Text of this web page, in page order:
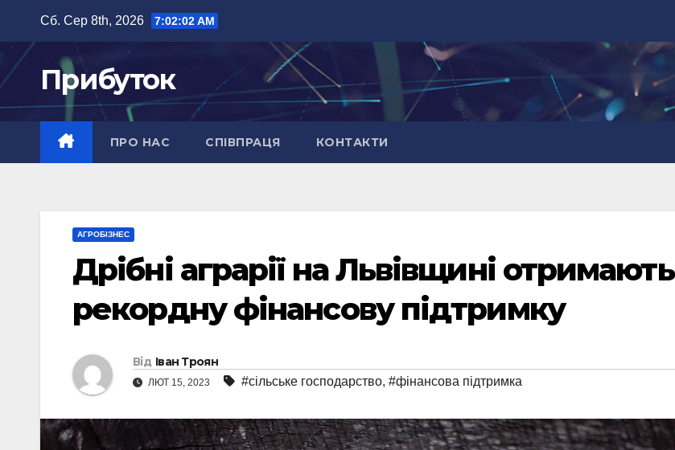
вмісту
Сб. Сер 8th, 2026 7:02:03 AM
Прибуток
ПРО НАС СПІВПРАЦЯ КОНТАКТИ
АГРОБІЗНЕС
Дрібні аграрії на Львівщині отримають
рекордну фінансову підтримку
Від Іван Троян
ЛЮТ 15, 2023 #сільське господарство, #фінансова підтримка